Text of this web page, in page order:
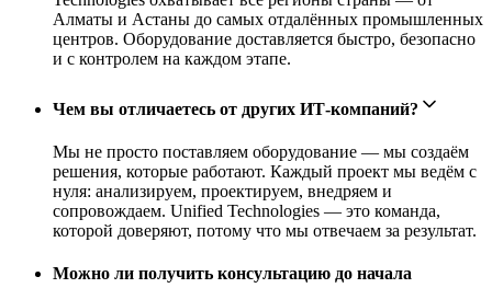
Алматы и Астаны до самых отдалённых промышленных
центров. Оборудование доставляется быстро, безопасно
и с контролем на каждом этапе.
Чем вы отличаетесь от других ИТ-компаний?
Мы не просто поставляем оборудование — мы создаём
решения, которые работают. Каждый проект мы ведём с
нуля: анализируем, проектируем, внедряем и
сопровождаем. Unified Technologies — это команда,
которой доверяют, потому что мы отвечаем за результат.
Можно ли получить консультацию до начала